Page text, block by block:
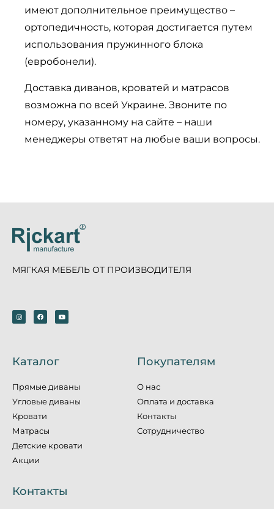
имеют дополнительное преимущество –
ортопедичность, которая достигается путем
использования пружинного блока
(евробонели).
Доставка диванов, кроватей и матрасов
возможна по всей Украине. Звоните по
номеру, указанному на сайте – наши
менеджеры ответят на любые ваши вопросы.
МЯГКАЯ МЕБЕЛЬ ОТ ПРОИЗВОДИТЕЛЯ
Каталог
Прямые диваны
Угловые диваны
Кровати
Матрасы
Детские кровати
Акции
Покупателям
О нас
Оплата и доставка
Контакты
Сотрудничество
Контакты